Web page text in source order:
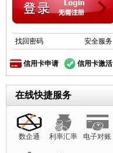
找回密码 安全服务
信用卡申请 信用卡激活
在线快捷服务
数企通 利率汇率 电子对账